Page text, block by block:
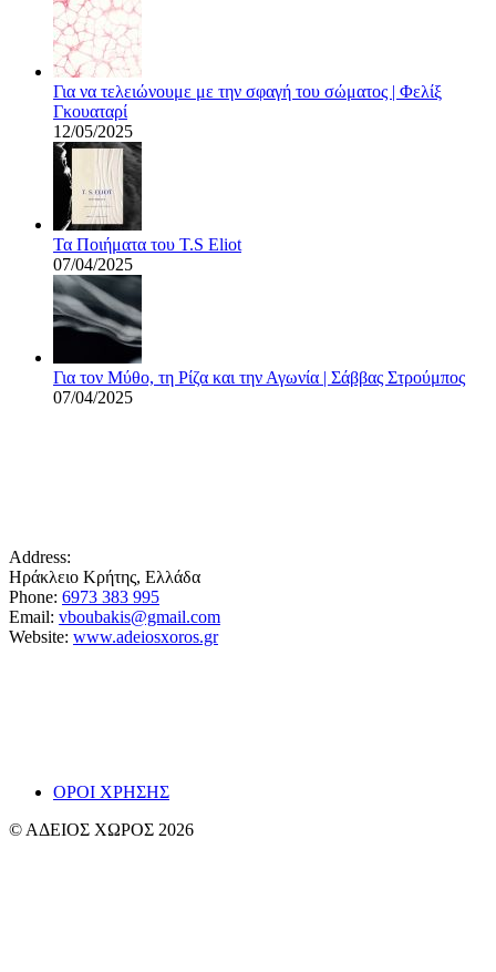
Για να τελειώνουμε με την σφαγή του σώματος | Φελίξ
Γκουαταρί
12/05/2025
Τα Ποιήματα του T.S Eliot
07/04/2025
Για τον Μύθο, τη Ρίζα και την Αγωνία | Σάββας Στρούμπος
07/04/2025
Address:
Ηράκλειο Κρήτης, Ελλάδα
Phone: 6973 383 995
Email: vboubakis@gmail.com
Website: www.adeiosxoros.gr
ΟΡΟΙ ΧΡΗΣΗΣ
© ΑΔΕΙΟΣ ΧΩΡΟΣ 2026